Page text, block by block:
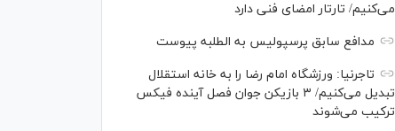
می‌کنیم/ تارتار امضای فنی دارد
مدافع سابق پرسپولیس به الطلبه پیوست
تاجرنیا: ورزشگاه امام رضا را به خانه استقلال
تبدیل می‌کنیم/ ۳ بازیکن جوان فصل آینده فیکس
ترکیب می‌شوند